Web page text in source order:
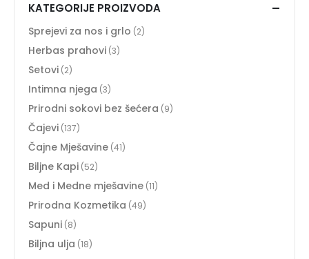
KATEGORIJE PROIZVODA
Sprejevi za nos i grlo (2)
Herbas prahovi (3)
Setovi (2)
Intimna njega (3)
Prirodni sokovi bez šećera (9)
Čajevi (137)
Čajne Mješavine (41)
Biljne Kapi (52)
Med i Medne mješavine (11)
Prirodna Kozmetika (49)
Sapuni (8)
Biljna ulja (18)